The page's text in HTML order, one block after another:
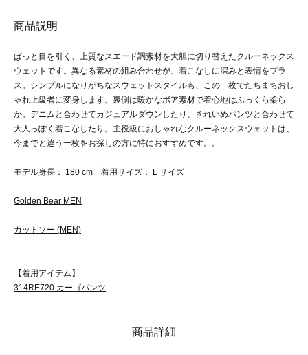
商品説明
ぱっと目を引く、上質なスエード調素材を大胆に切り替えたクルーネックス
ウェットです。異なる素材の組み合わせが、着こなしに深みと表情をプラ
ス。シンプルになりがちなスウェットスタイルも、この一枚でたちまちおし
ゃれ上級者に変身します。裏側は暖かなボア素材で着心地はふっくら柔ら
か。デニムと合わせてカジュアルダウンしたり、きれいめパンツと合わせて
大人っぽく着こなしたり。主役級におしゃれなクルーネックスウェットは、
今までと違う一枚をお探しの方に特におすすめです。。
モデル身長： 180 cm 着用サイズ： L サイズ
Golden Bear MEN
カットソー (MEN)
【着用アイテム】
314RE720 カーゴパンツ
商品詳細